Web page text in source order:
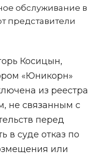
обслуживание в
представители
Косицын,
«Юникорн»
из реестра
не связанным с
перед
в суде отказ по
или